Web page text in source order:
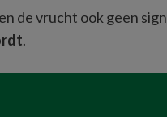
de vrucht ook geen
.